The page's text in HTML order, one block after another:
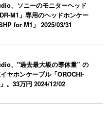
、ソニーのモニターヘッド
M1」専用のヘッドホンケー
for M1」2025/03/31
、"過去最大級の導体量” の
ヤホンケーブル「OROCHI-
。33万円2024/12/02